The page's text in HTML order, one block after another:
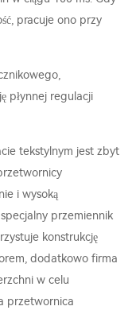
pracuje ono przy
płynnej regulacji
tekstylnym jest zbyt
i wysoką
przemiennik
konstrukcję
dodatkowo firma
w celu
przetwornica